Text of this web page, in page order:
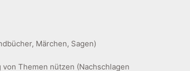
Märchen, Sagen)
Themen nützen (Nachschlagen